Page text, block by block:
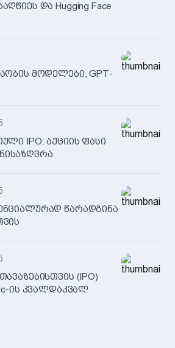
და Hugging Face
მოდელები, GPT-
IPO: აქციის ფასი
წარადგინა
(IPO)
ის კვალდაკვალ